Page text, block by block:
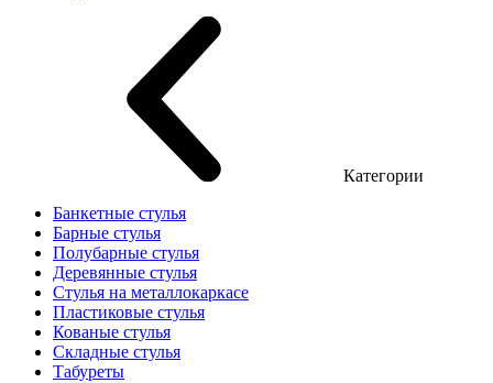
Категории
Банкетные стулья
Барные стулья
Полубарные стулья
Деревянные стулья
Стулья на металлокаркасе
Пластиковые стулья
Кованые стулья
Складные стулья
Табуреты